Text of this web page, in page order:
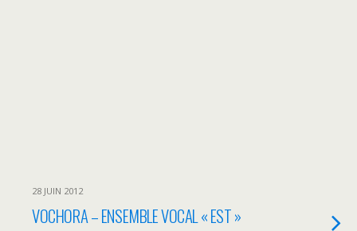
28 JUIN 2012
VOCHORA – ENSEMBLE VOCAL « EST »